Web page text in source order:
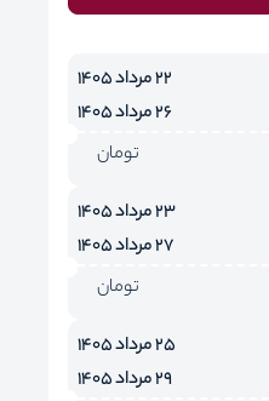
22 مرداد 1405
26 مرداد 1405
تومان
23 مرداد 1405
27 مرداد 1405
تومان
25 مرداد 1405
29 مرداد 1405